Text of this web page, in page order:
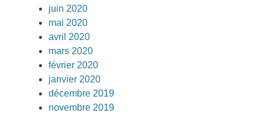
juin 2020
mai 2020
avril 2020
mars 2020
février 2020
janvier 2020
décembre 2019
novembre 2019